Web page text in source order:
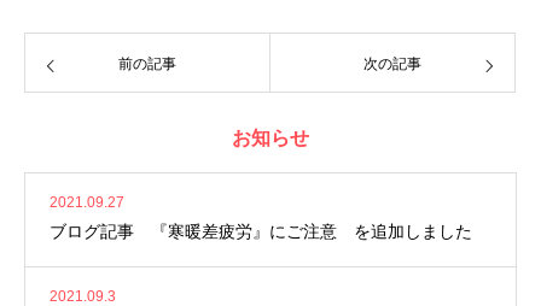
前の記事 次の記事
お知らせ
2021.09.27
ブログ記事 『寒暖差疲労』にご注意 を追加しました
2021.09.3